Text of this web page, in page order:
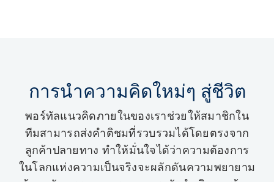
การนำความคิดใหม่ๆ สู่ชีวิต
พอร์ทัลแนวคิดภายในของเราช่วยให้สมาชิกใน
ทีมสามารถส่งคำติชมที่รวบรวมได้โดยตรงจาก
ลูกค้าปลายทาง ทำให้มั่นใจได้ว่าความต้องการ
ในโลกแห่งความเป็นจริงจะผลักดันความพยายาม